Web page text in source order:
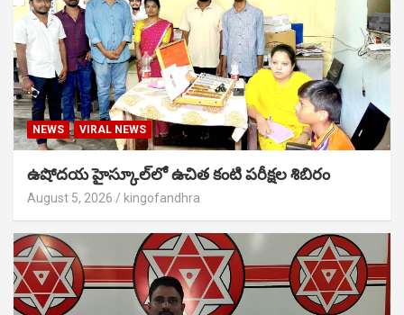
NEWS VIRAL NEWS
ఉషోదయ హైస్కూల్‌లో ఉచిత కంటి పరీక్షల శిబిరం
August 5, 2026 kingofandhra